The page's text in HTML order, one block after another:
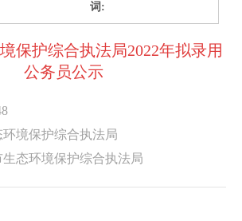
词:
保护综合执法局2022年拟录用
公务员公示
境保护综合执法局
生态环境保护综合执法局